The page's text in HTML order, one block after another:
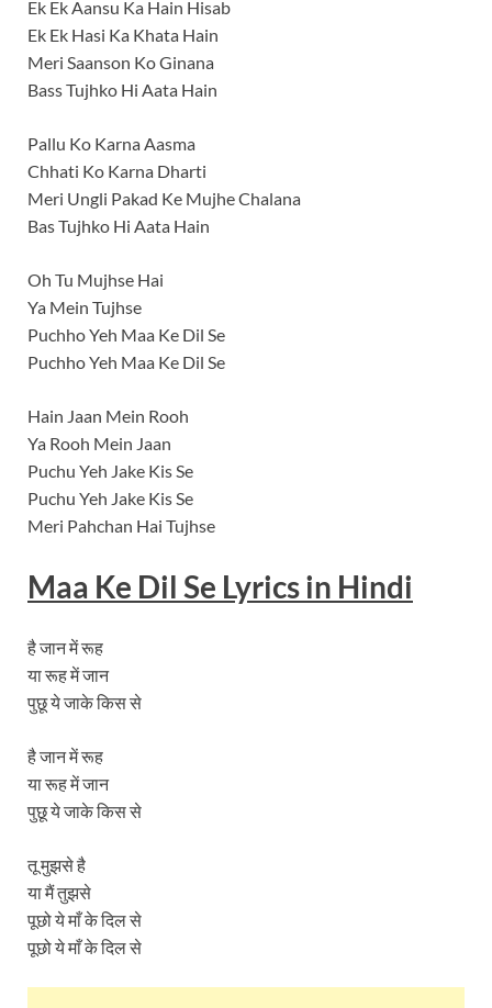
Ek Ek Aansu Ka Hain Hisab
Ek Ek Hasi Ka Khata Hain
Meri Saanson Ko Ginana
Bass Tujhko Hi Aata Hain
Pallu Ko Karna Aasma
Chhati Ko Karna Dharti
Meri Ungli Pakad Ke Mujhe Chalana
Bas Tujhko Hi Aata Hain
Oh Tu Mujhse Hai
Ya Mein Tujhse
Puchho Yeh Maa Ke Dil Se
Puchho Yeh Maa Ke Dil Se
Hain Jaan Mein Rooh
Ya Rooh Mein Jaan
Puchu Yeh Jake Kis Se
Puchu Yeh Jake Kis Se
Meri Pahchan Hai Tujhse
Maa Ke Dil Se Lyricsin Hindi
है जान में रूह
या रूह में जान
पुछू ये जाके किस से
है जान में रूह
या रूह में जान
पुछू ये जाके किस से
तू मुझसे है
या मैं तुझसे
पूछो ये माँ के दिल से
पूछो ये माँ के दिल से